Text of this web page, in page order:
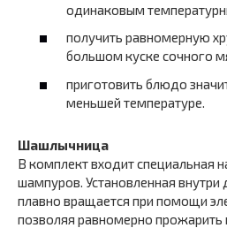
одинаковым
получить равномерную
большом куске сочного
приготовить блюдо
меньшей температуре.
Шашлычница
В комплект входит специальная
шампуров. Установленная
плавно вращается при помощи
позволяя равномерно прожарить